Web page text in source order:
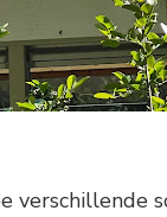
verschillende